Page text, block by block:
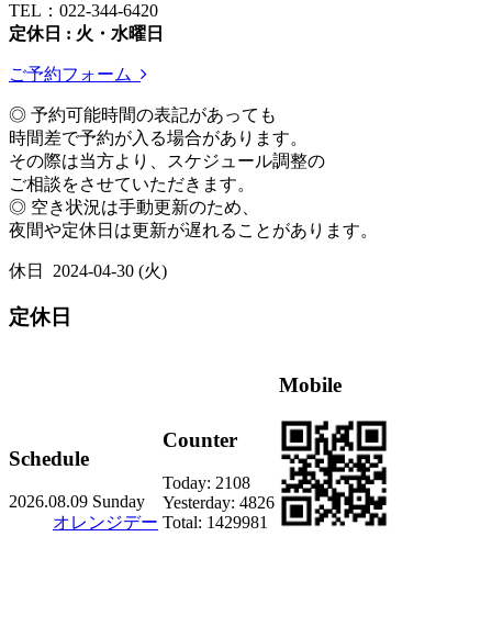
TEL：022-344-6420
定休日 : 火・水曜日
ご予約フォーム
◎ 予約可能時間の表記があっても
時間差で予約が入る場合があります。
その際は当方より、スケジュール調整の
ご相談をさせていただきます。
◎ 空き状況は手動更新のため、
夜間や定休日は更新が遅れることがあります。
休日 2024-04-30 (火)
定休日
Schedule
2026.08.09 Sunday
オレンジデー
Counter
Today: 2108
Yesterday: 4826
Total: 1429981
Mobile